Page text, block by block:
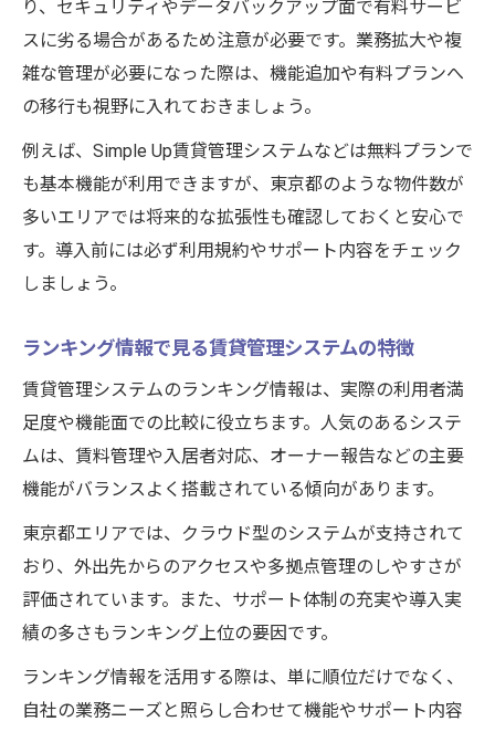
り、セキュリティやデータバックアップ面で有料サービ
スに劣る場合があるため注意が必要です。業務拡大や複
雑な管理が必要になった際は、機能追加や有料プランへ
の移行も視野に入れておきましょう。
例えば、Simple Up賃貸管理システムなどは無料プランで
も基本機能が利用できますが、東京都のような物件数が
多いエリアでは将来的な拡張性も確認しておくと安心で
す。導入前には必ず利用規約やサポート内容をチェック
しましょう。
ランキング情報で見る賃貸管理システムの特徴
賃貸管理システムのランキング情報は、実際の利用者満
足度や機能面での比較に役立ちます。人気のあるシステ
ムは、賃料管理や入居者対応、オーナー報告などの主要
機能がバランスよく搭載されている傾向があります。
東京都エリアでは、クラウド型のシステムが支持されて
おり、外出先からのアクセスや多拠点管理のしやすさが
評価されています。また、サポート体制の充実や導入実
績の多さもランキング上位の要因です。
ランキング情報を活用する際は、単に順位だけでなく、
自社の業務ニーズと照らし合わせて機能やサポート内容